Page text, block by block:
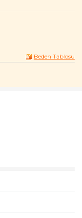
Beden Tablosu